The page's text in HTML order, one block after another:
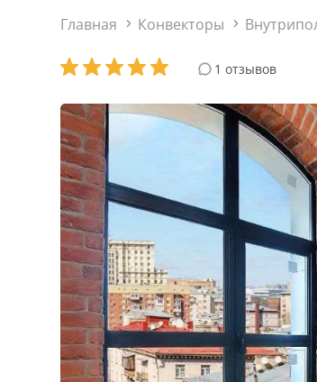
Главная Конвекторы
1 отзывов